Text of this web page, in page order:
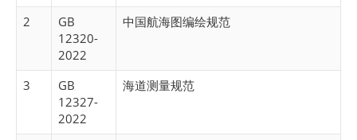
2
GB
12320-
2022
中国航海图编绘规范
3
GB
12327-
2022
海道测量规范